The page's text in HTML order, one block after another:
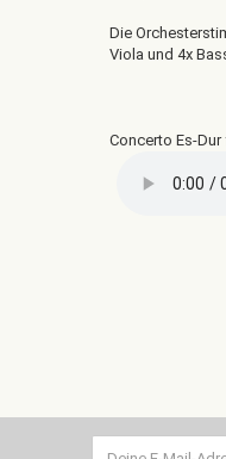
Die
Viola und 4x
Concerto Es-Dur